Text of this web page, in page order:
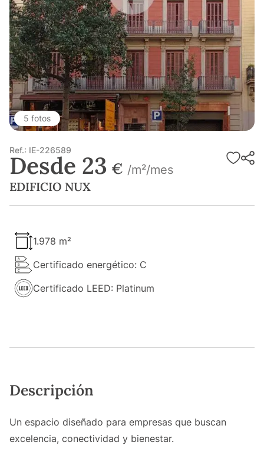
5 fotos
Ref.: IE-226589
Desde 23 € /m²/mes
EDIFICIO NUX
1.978 m²
Certificado energético: C
Certificado LEED: Platinum
Descripción
Un espacio diseñado para empresas que buscan
excelencia, conectividad y bienestar.